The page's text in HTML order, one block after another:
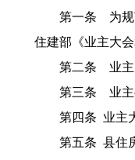
第一条 为规范
住建部《业主大
第二条 业主大
第三条 业主委
第四条 业主大
第五条 县住房